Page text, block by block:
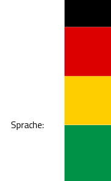
Sprache: